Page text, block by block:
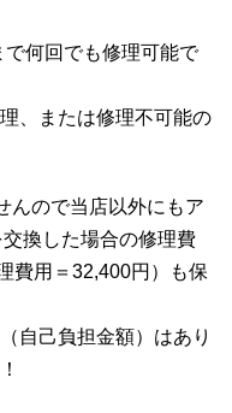
何回でも修理可能で
、または修理不可能の
んので当店以外にもア
換した場合の修理費
費用＝32,400円）も保
自己負担金額）はあり